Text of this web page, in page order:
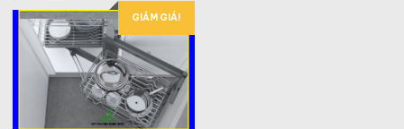
GIẢM GIÁ!